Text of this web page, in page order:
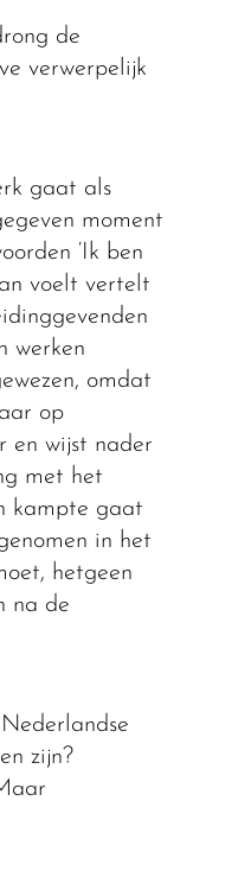
de
verwerpelijk
gaat als
moment
‘Ik ben
voelt vertelt
werken
omdat
op
en wijst nader
met het
kampte gaat
in het
hetgeen
na de
zijn?